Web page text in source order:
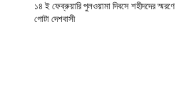
১৪ ই ফেব্রুয়ারি পুলওয়ামা দিবসে শহীদদের স্মরণে
গোটা দেশবাসী